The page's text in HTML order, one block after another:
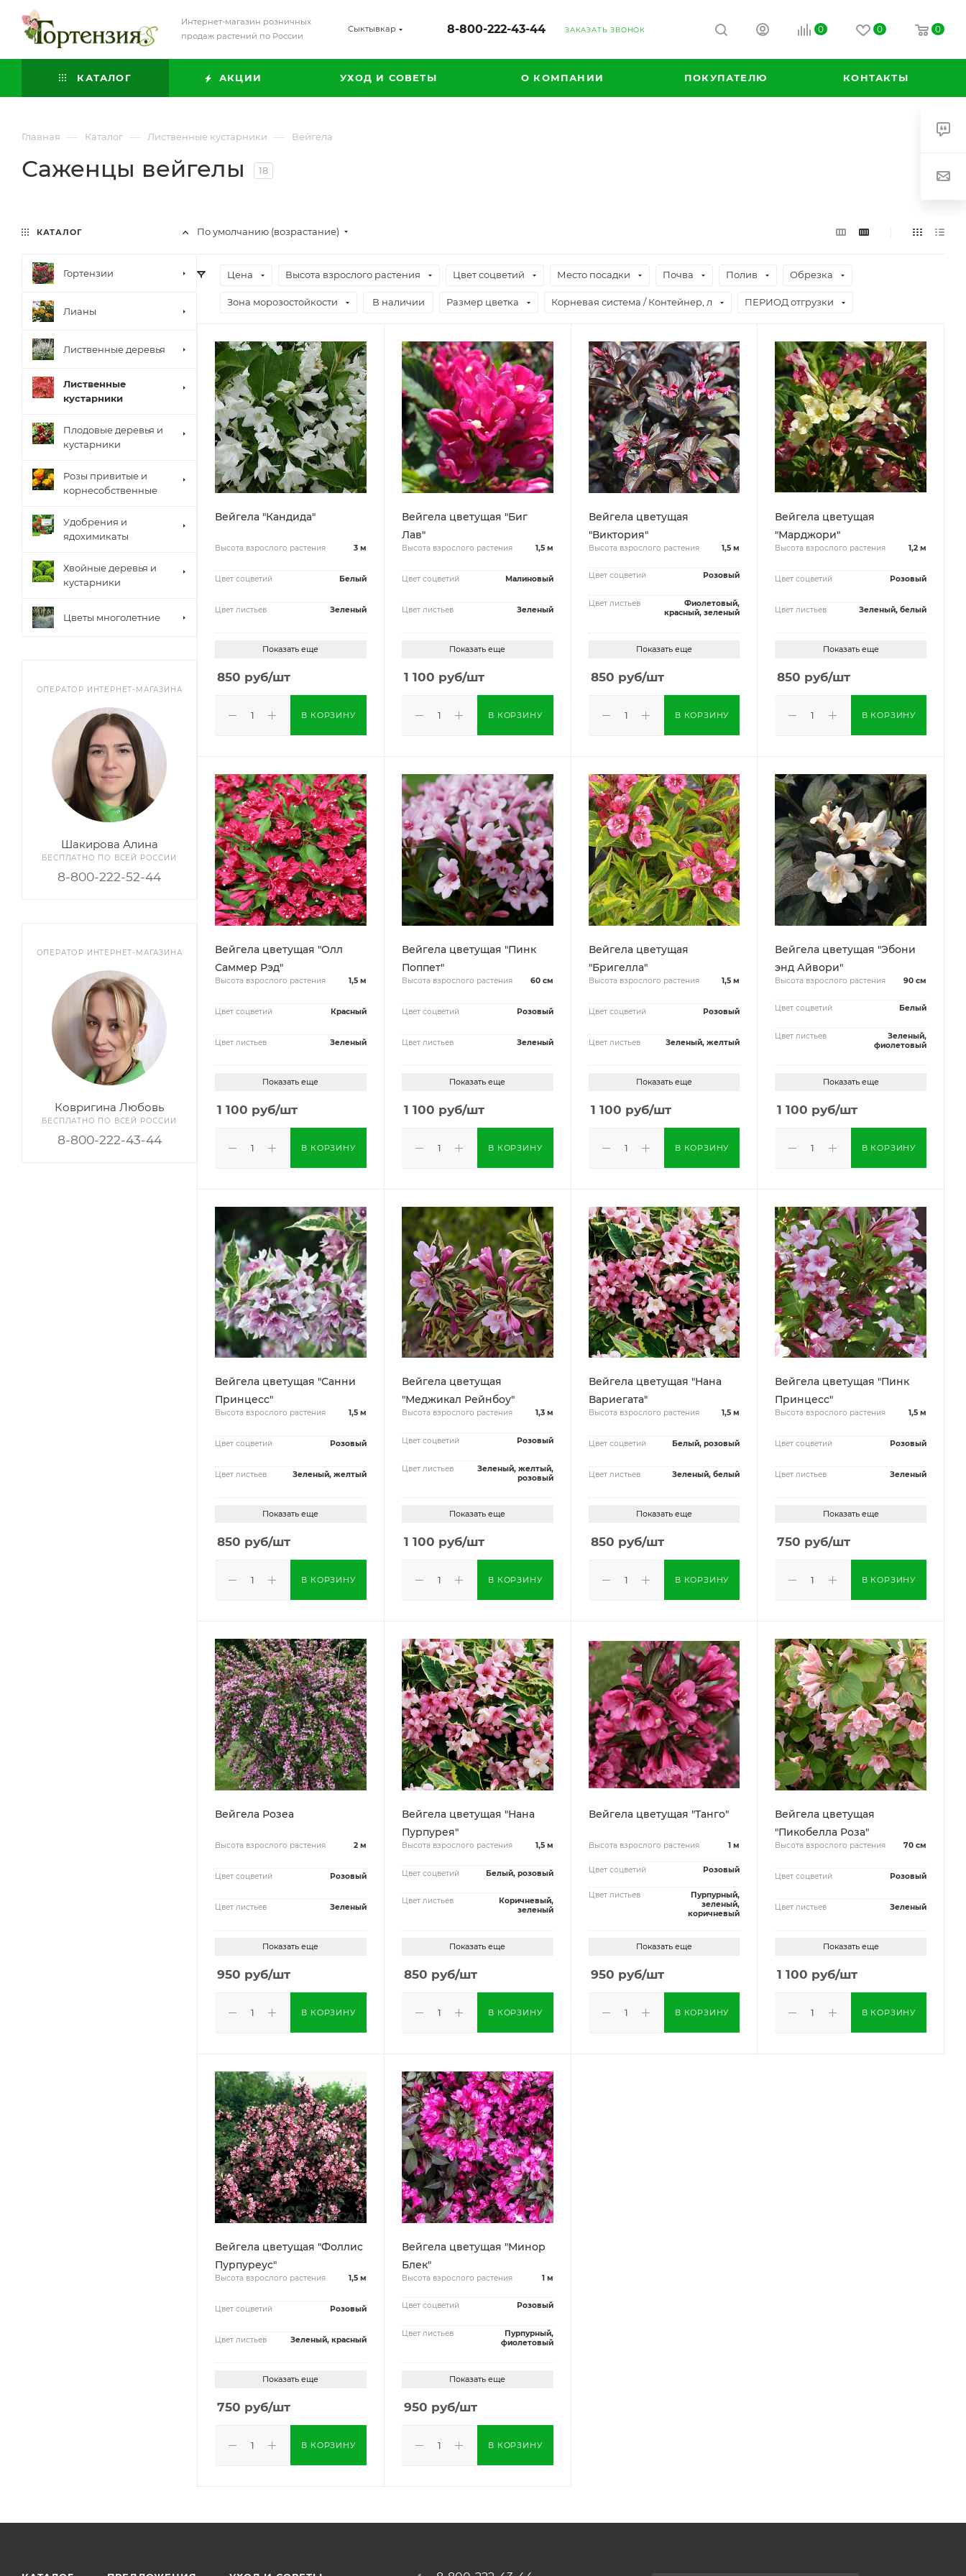
Интернет-магазин розничных
продаж растений по России
Сыктывкар 8-800-222-43-44 ЗАКАЗАТЬ ЗВОНОК 0 0 0
КАТАЛОГ АКЦИИ УХОД И СОВЕТЫ О КОМПАНИИ ПОКУПАТЕЛЮ КОНТАКТЫ
Главная — Каталог — Лиственные кустарники — Вейгела
Саженцы вейгелы 18
По умолчанию (возрастание)
Цена Высота взрослого растения Цвет соцветий Место посадки Почва Полив Обрезка
Зона морозостойкости В наличии Размер цветка Корневая система / Контейнер, л ПЕРИОД отгрузки
Вейгела "Кандида"
Высота взрослого растения 3 м
Цвет соцветий Белый
Цвет листьев Зеленый
Показать еще
850 руб/шт
В КОРЗИНУ
Вейгела цветущая "Биг
Лав"
Высота взрослого растения 1,5 м
Цвет соцветий Малиновый
Цвет листьев Зеленый
Показать еще
1 100 руб/шт
В КОРЗИНУ
Вейгела цветущая
"Виктория"
Высота взрослого растения 1,5 м
Цвет соцветий Розовый
Цвет листьев
Фиолетовый,
красный, зеленый
Показать еще
850 руб/шт
В КОРЗИНУ
Вейгела цветущая
"Марджори"
Высота взрослого растения 1,2 м
Цвет соцветий Розовый
Цвет листьев Зеленый, белый
Показать еще
850 руб/шт
В КОРЗИНУ
Вейгела цветущая "Олл
Саммер Рэд"
Высота взрослого растения 1,5 м
Цвет соцветий Красный
Цвет листьев Зеленый
Показать еще
1 100 руб/шт
В КОРЗИНУ
Вейгела цветущая "Пинк
Поппет"
Высота взрослого растения 60 см
Цвет соцветий Розовый
Цвет листьев Зеленый
Показать еще
1 100 руб/шт
В КОРЗИНУ
Вейгела цветущая
"Бригелла"
Высота взрослого растения 1,5 м
Цвет соцветий Розовый
Цвет листьев Зеленый, желтый
Показать еще
1 100 руб/шт
В КОРЗИНУ
Вейгела цветущая "Эбони
энд Айвори"
Высота взрослого растения 90 см
Цвет соцветий Белый
Цвет листьев
Зеленый,
фиолетовый
Показать еще
1 100 руб/шт
В КОРЗИНУ
Вейгела цветущая "Санни
Принцесс"
Высота взрослого растения 1,5 м
Цвет соцветий Розовый
Цвет листьев Зеленый, желтый
Показать еще
850 руб/шт
В КОРЗИНУ
Вейгела цветущая
"Меджикал Рейнбоу"
Высота взрослого растения 1,3 м
Цвет соцветий Розовый
Цвет листьев
Зеленый, желтый,
розовый
Показать еще
1 100 руб/шт
В КОРЗИНУ
Вейгела цветущая "Нана
Вариегата"
Высота взрослого растения 1,5 м
Цвет соцветий Белый, розовый
Цвет листьев Зеленый, белый
Показать еще
850 руб/шт
В КОРЗИНУ
Вейгела цветущая "Пинк
Принцесс"
Высота взрослого растения 1,5 м
Цвет соцветий Розовый
Цвет листьев Зеленый
Показать еще
750 руб/шт
В КОРЗИНУ
Вейгела Розеа
Высота взрослого растения 2 м
Цвет соцветий Розовый
Цвет листьев Зеленый
Показать еще
950 руб/шт
В КОРЗИНУ
Вейгела цветущая "Нана
Пурпурея"
Высота взрослого растения 1,5 м
Цвет соцветий Белый, розовый
Цвет листьев
Коричневый,
зеленый
Показать еще
850 руб/шт
В КОРЗИНУ
Вейгела цветущая "Танго"
Высота взрослого растения 1 м
Цвет соцветий Розовый
Цвет листьев
Пурпурный,
зеленый,
коричневый
Показать еще
950 руб/шт
В КОРЗИНУ
Вейгела цветущая
"Пикобелла Роза"
Высота взрослого растения 70 см
Цвет соцветий Розовый
Цвет листьев Зеленый
Показать еще
1 100 руб/шт
В КОРЗИНУ
Вейгела цветущая "Фоллис
Пурпуреус"
Высота взрослого растения 1,5 м
Цвет соцветий Розовый
Цвет листьев Зеленый, красный
Показать еще
750 руб/шт
В КОРЗИНУ
Вейгела цветущая "Минор
Блек"
Высота взрослого растения 1 м
Цвет соцветий Розовый
Цвет листьев
Пурпурный,
фиолетовый
Показать еще
950 руб/шт
В КОРЗИНУ
КАТАЛОГ
Гортензии
Лианы
Лиственные деревья
Лиственные
кустарники
Плодовые деревья и
кустарники
Розы привитые и
корнесобственные
Удобрения и
ядохимикаты
Хвойные деревья и
кустарники
Цветы многолетние
ОПЕРАТОР ИНТЕРНЕТ-МАГАЗИНА
Шакирова Алина
БЕСПЛАТНО ПО ВСЕЙ РОССИИ
8-800-222-52-44
ОПЕРАТОР ИНТЕРНЕТ-МАГАЗИНА
Ковригина Любовь
БЕСПЛАТНО ПО ВСЕЙ РОССИИ
8-800-222-43-44